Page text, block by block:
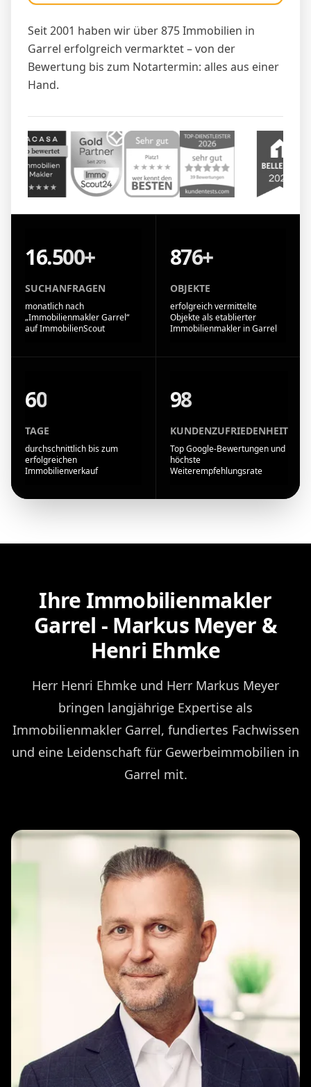
Seit 2001 haben wir über 875 Immobilien in
Garrel erfolgreich vermarktet – von der
Bewertung bis zum Notartermin: alles aus einer
Hand.
16.500+
SUCHANFRAGEN
monatlich nach
„Immobilienmakler Garrel“
auf ImmobilienScout
876+
OBJEKTE
erfolgreich vermittelte
Objekte als etablierter
Immobilienmakler in Garrel
60
TAGE
durchschnittlich bis zum
erfolgreichen
Immobilienverkauf
98
KUNDENZUFRIEDENHEIT
Top Google-Bewertungen und
höchste
Weiterempfehlungsrate
Ihre Immobilienmakler
Garrel - Markus Meyer &
Henri Ehmke
Herr Henri Ehmke und Herr Markus Meyer
bringen langjährige Expertise als
Immobilienmakler Garrel, fundiertes Fachwissen
und eine Leidenschaft für Gewerbeimmobilien in
Garrel mit.